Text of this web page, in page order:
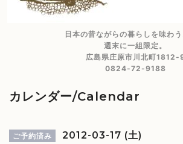
日本の昔ながらの暮らしを味わう
週末に一組限定。
広島県庄原市川北町1812-
0824-72-9188
カレンダー/Calendar
ご予約済み 2012-03-17 (土)